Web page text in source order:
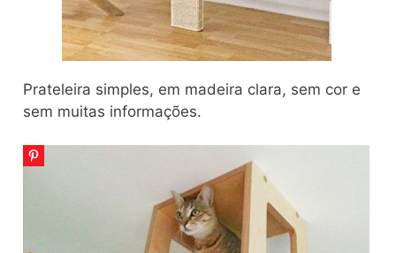
Prateleira simples, em madeira clara, sem cor e
sem muitas informações.